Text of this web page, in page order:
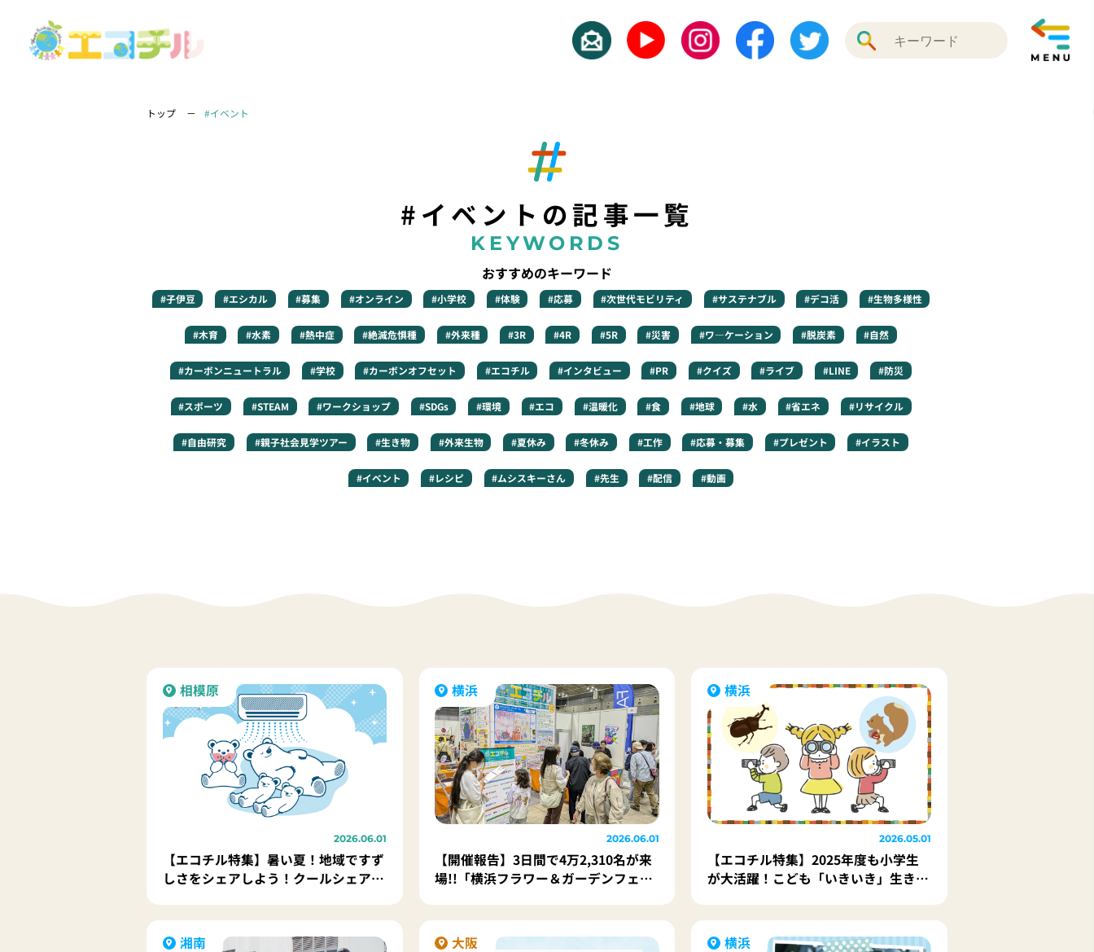
トップ #イベント
#イベントの記事一覧
KEYWORDS
おすすめのキーワード
#子伊豆 #エシカル #募集 #オンライン #小学校 #体験 #応募 #次世代モビリティ #サステナブル #デコ活 #生物多様性
#木育 #水素 #熱中症 #絶滅危惧種 #外来種 #3R #4R #5R #災害 #ワ―ケーション #脱炭素 #自然
#カーボンニュートラル #学校 #カーボンオフセット #エコチル #インタビュー #PR #クイズ #ライブ #LINE #防災
#スポーツ #STEAM #ワークショップ #SDGs #環境 #エコ #温暖化 #食 #地球 #水 #省エネ #リサイクル
#自由研究 #親子社会見学ツアー #生き物 #外来生物 #夏休み #冬休み #工作 #応募・募集 #プレゼント #イラスト
#イベント #レシピ #ムシスキーさん #先生 #配信 #動画
相模原
2026.06.01
【エコチル特集】暑い夏！地域ですず
しさをシェアしよう！クールシェアさ
横浜
2026.06.01
【開催報告】3日間で4万2,310名が来
場!!「横浜フラワー＆ガーデンフェス
横浜
2026.05.01
【エコチル特集】2025年度も小学生
が大活躍！こども「いきいき」生き物
湘南 大阪 横浜